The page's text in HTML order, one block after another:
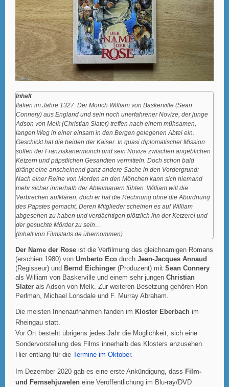
Inhalt
Italien im Jahre 1327: Der Mönch William von Baskerville (Sean
Connery) aus England und sein noch unerfahrener Novize, der junge
Adson von Melk (Christian Slater) treffen nach einem mühsamen,
langen Weg in einer einsam in den Bergen gelegenen Abtei ein.
Geschickt hat die beiden der Kaiser. In quasi diplomatischer Mission
sollen der Franziskanermönch und sein Novize zwischen angeblichen
Ketzern und päpstlichen Gesandten vermitteln. Doch schon bald
drängt eine anscheinend ganz andere Sache in den Vordergrund:
Nach einer Reihe von Morden an den Mönchen kann sich niemand
mehr sicher innerhalb der Abteimauern fühlen. William will die
Verbrechen aufklären, doch er hat die Rechnung ohne die Abordnung
des Papstes gemacht. Deren Mitglieder scheinen es auf William
abgesehen zu haben und verdächtigen plötzlich ihn der Ketzerei und
der gesuchte Mörder zu sein…
(Inhalt von Filmstarts.de übernommen)
Der Name der Rose ist die Verfilmung des gleichnamigen Romans
(erschien 1980) von Umberto Eco durch Jean-Jacques Annaud
(Regisseur) und Bernd Eichinger (Produzent) mit Sean Connery
als William von Baskerville und einem sehr jungen Christian
Slater als Adson von Melk. Zur weiteren Besetzung gehören Ron
Perlman, Michael Lonsdale und F. Murray Abraham.
Die meisten Innenaufnahmen fanden im Kloster Eberbach im
Rheingau statt.
Vor Ort besteht übrigens jedes Jahr die Möglichkeit, sich eine
Sondervorstellung des Films innerhalb des Klosters anzusehen.
Hier entlang für die
Termine im Oktober.
Im Dezember 2020 gab es eine erste Ankündigung, dass Film-
und Fernsehjuwelen eine Veröffentlichung im Blu-ray/DVD